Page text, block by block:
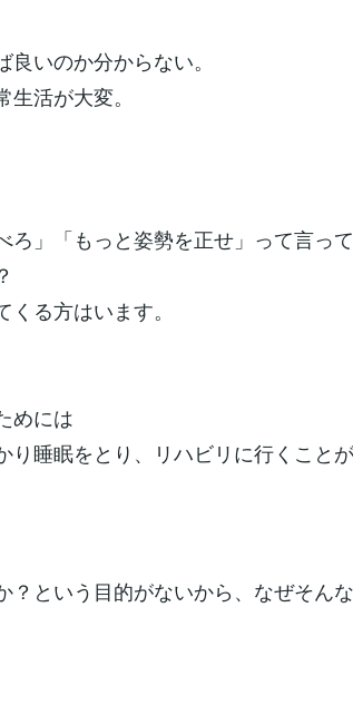
いのか分からない。
活が大変。
ろ」「もっと姿勢を正せ」って言って
る方はいます。
めには
り睡眠をとり、リハビリに行くこと
？という目的がないから、なぜそん